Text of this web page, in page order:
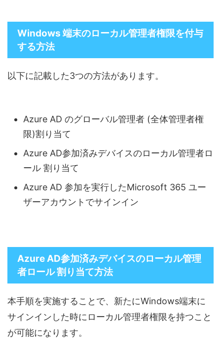
Windows 端末のローカル管理者権限を付与
する方法
以下に記載した3つの方法があります。
Azure AD のグローバル管理者 (全体管理者権
限)割り当て
Azure AD参加済みデバイスのローカル管理者ロ
ール 割り当て
Azure AD 参加を実行したMicrosoft 365 ユー
ザーアカウントでサインイン
Azure AD参加済みデバイスのローカル管理
者ロール 割り当て方法
本手順を実施することで、新たにWindows端末に
サインインした時にローカル管理者権限を持つこと
が可能になります。